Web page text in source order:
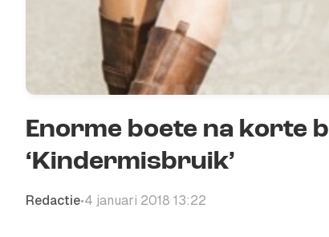
Enorme boete na korte
‘Kindermisbruik’
Redactie•4 januari 2018 13:22